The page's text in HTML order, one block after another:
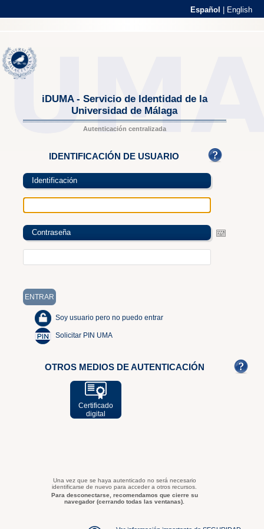
Español English
iDUMA - Servicio de Identidad de la
Universidad de Málaga
Autenticación centralizada
IDENTIFICACIÓN DE USUARIO
Identificación
Contraseña
Soy usuario pero no puedo entrar
Solicitar PIN UMA
OTROS MEDIOS DE AUTENTICACIÓN
Certificado
digital
Una vez que se haya autenticado no será necesario
identificarse de nuevo para acceder a otros recursos.
Para desconectarse, recomendamos que cierre su
navegador (cerrando todas las ventanas).